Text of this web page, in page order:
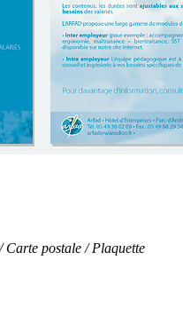
postale / Plaquette